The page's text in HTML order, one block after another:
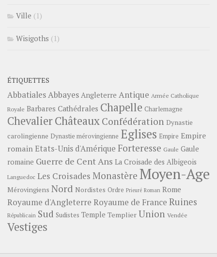
Ville (1)
Wisigoths (1)
ÉTIQUETTES
Abbatiales Abbayes Angleterre Antique Armée Catholique
Royale Barbares Cathédrales Chapelle Charlemagne
ChevalierChâteauxConfédération Dynastie
carolingienne Dynastie mérovingienne Eglises Empire Empire
romainEtats-Unis d'Amérique Forteresse Gaule Gaule
romaine Guerre de Cent Ans La Croisade des Albigeois
Languedoc Les Croisades Monastère Moyen-Age
Mérovingiens Nord Nordistes Ordre Prieuré Roman Rome
Royaume d'Angleterre Royaume de France Ruines
Républicain Sud Sudistes Temple Templier Union Vendée
Vestiges